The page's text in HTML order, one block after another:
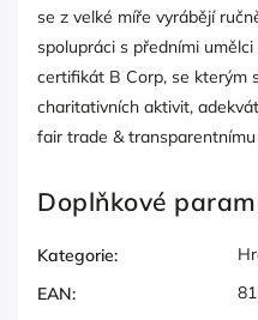
se z velké míře vyrábějí
spolupráci s předními
certifikát B Corp, se kterým
charitativních aktivit,
fair trade &
Doplňkové
Kategorie:
EAN: